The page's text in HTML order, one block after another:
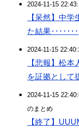
2024-11-15
【呆然】中
た結果･･･････
2024-11-15
【悲報】松
を証拠として
2024-11-15
のまとめ
【終了】